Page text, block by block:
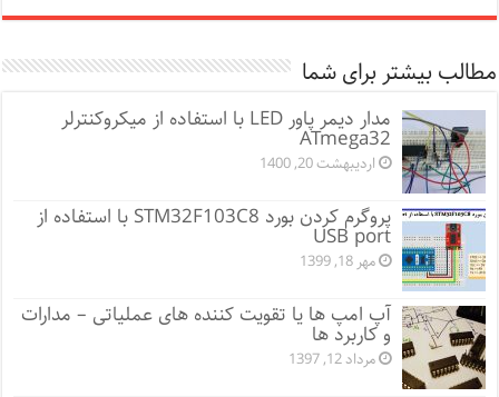
مطالب بیشتر برای شما
مدار دیمر پاور LED با استفاده از میکروکنترلر
ATmega32
اردیبهشت 20, 1400
پروگرم کردن بورد STM32F103C8 با استفاده از
USB port
مهر 18, 1399
آپ امپ ها یا تقویت کننده های عملیاتی – مدارات
و کاربرد ها
مرداد 12, 1397